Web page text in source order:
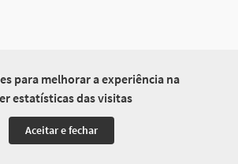
para melhorar a experiência na
estatísticas das visitas
Aceitar e fechar